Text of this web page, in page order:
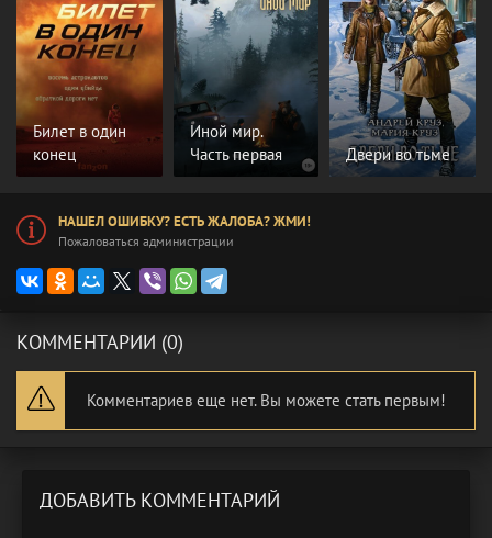
Билет в один
конец
Иной мир.
Часть первая
Двери во тьме
НАШЕЛ ОШИБКУ? ЕСТЬ ЖАЛОБА? ЖМИ!
Пожаловаться администрации
КОММЕНТАРИИ (0)
Комментариев еще нет. Вы можете стать первым!
ДОБАВИТЬ КОММЕНТАРИЙ